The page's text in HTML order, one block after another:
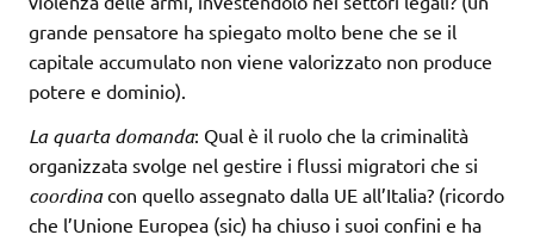
grande pensatore ha spiegato molto bene che se il
capitale accumulato non viene valorizzato non produce
potere e dominio).
La quarta domanda: Qual è il ruolo che la criminalità
organizzata svolge nel gestire i flussi migratori che si
coordinacon quello assegnato dalla UE all’Italia? (ricordo
che l’Unione Europea (sic) ha chiuso i suoi confini e ha